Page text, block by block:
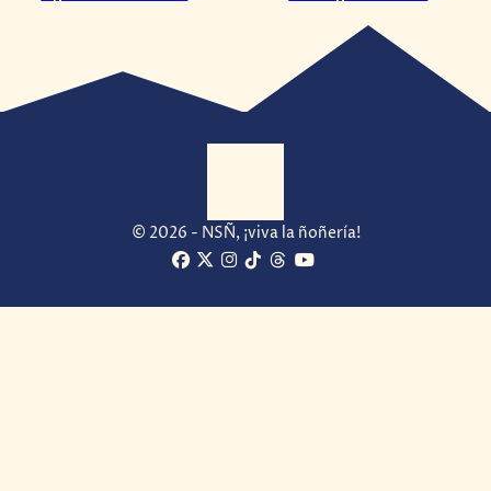
© 2026 - NSÑ, ¡viva la ñoñería!